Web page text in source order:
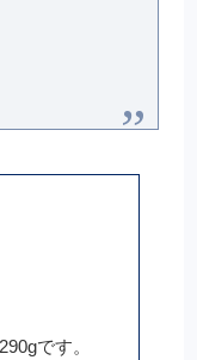
です。